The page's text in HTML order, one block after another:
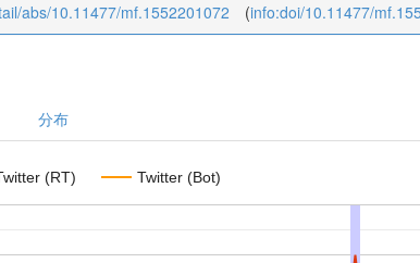
abs/10.11477/mf.1552201072 (info:doi/10.11477/
分布
(RT) Twitter (Bot)